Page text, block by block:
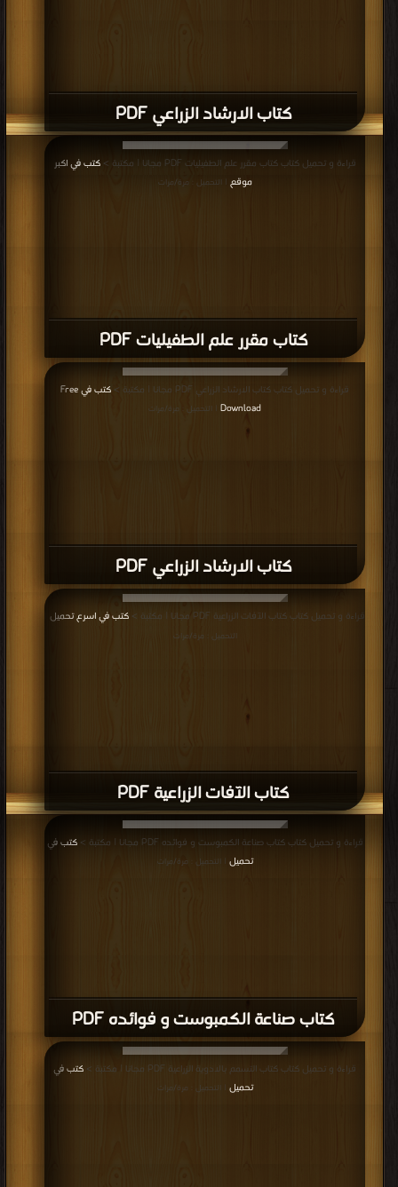
كتاب الارشاد الزراعي PDF
كتاب مقرر علم الطفيليات PDF
قراءة و تحميل كتاب كتاب مقرر علم الطفيليات PDF مجانا | مكتبة >
كتب في اكبر
موقع
| التحميل : مرة/مرات
كتاب الارشاد الزراعي PDF
قراءة و تحميل كتاب كتاب الارشاد الزراعي PDF مجانا | مكتبة >
كتب في Free
Download | التحميل : مرة/مرات
كتاب الآفات الزراعية PDF
قراءة و تحميل كتاب كتاب الآفات الزراعية PDF مجانا | مكتبة > كتب في اسرع تحميل
التحميل : مرة/مرات
كتاب صناعة الكمبوست و فوائده PDF
قراءة و تحميل كتاب كتاب صناعة الكمبوست و فوائده PDF مجانا | مكتبة >
كتب في
تحميل
| التحميل : مرة/مرات
قراءة و تحميل كتاب كتاب التسمم بالادوية الزراعية PDF مجانا | مكتبة >
كتب في
تحميل
| التحميل : مرة/مرات